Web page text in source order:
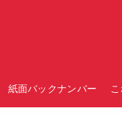
紙面バックナンバー